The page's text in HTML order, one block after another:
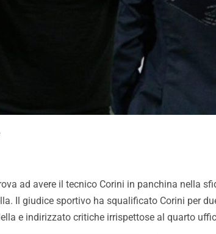
ad avere il tecnico Corini in panchina nella
Il giudice sportivo ha squalificato Corini per
e indirizzato critiche irrispettose al quarto